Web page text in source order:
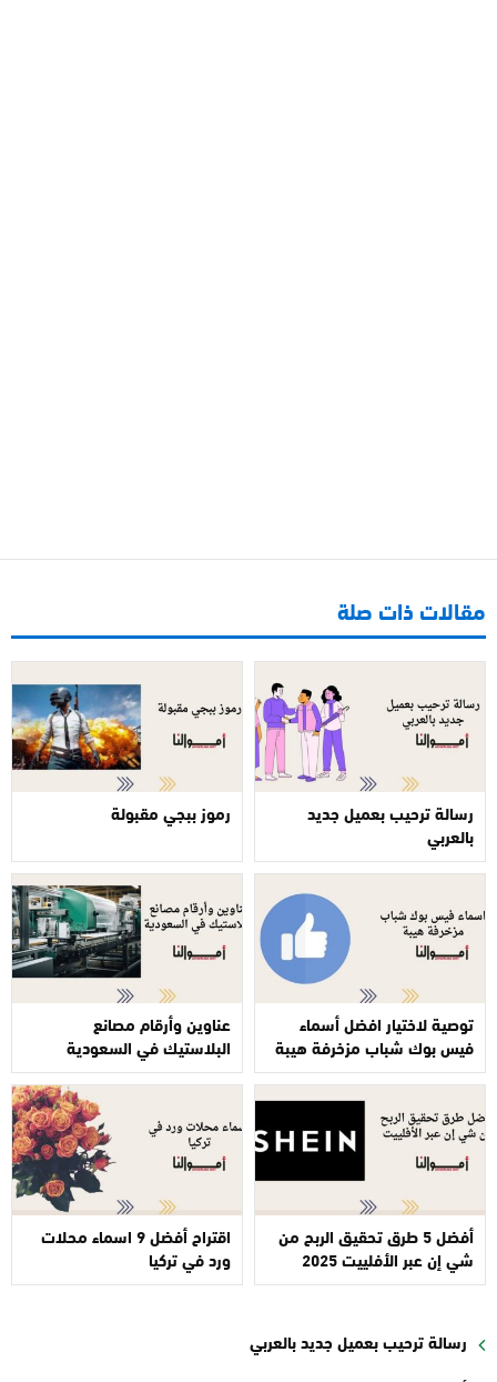
مقالات ذات صلة
رسالة ترحيب بعميل جديد
بالعربي
رموز ببجي مقبولة
توصية لاختيار افضل أسماء
فيس بوك شباب مزخرفة هيبة
عناوين وأرقام مصانع
البلاستيك في السعودية
أفضل 5 طرق تحقيق الربح من
شي إن عبر الأفلييت 2025
اقتراح أفضل 9 اسماء محلات
ورد في تركيا
رسالة ترحيب بعميل جديد بالعربي